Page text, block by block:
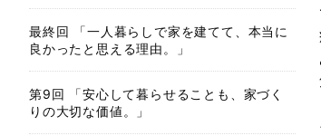
最終回 「一人暮らしで家を建てて、本当に
良かったと思える理由。」
第9回 「安心して暮らせることも、家づく
りの大切な価値。」